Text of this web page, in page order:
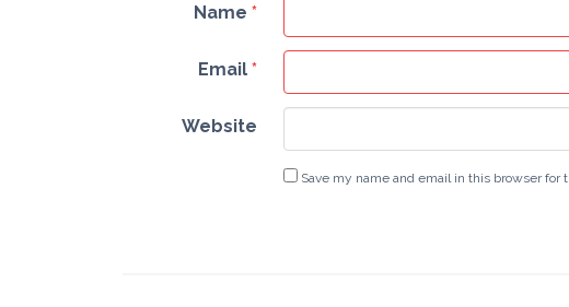
Name *
Email *
Website
Save my name and email in this browser for